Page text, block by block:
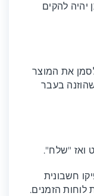
להקים
את המוצר
בעבר
ואז "שלח".
חשבונית
הזמנים.